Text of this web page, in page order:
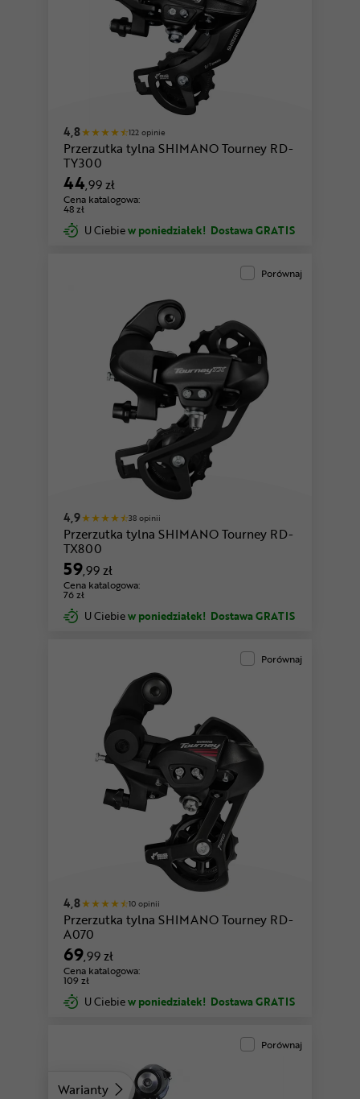
4,8 122 opinie
Przerzutka tylna SHIMANO Tourney RD-
TY300
44,99 zł
Cena katalogowa:
48 zł
U Ciebiew poniedziałek! Dostawa GRATIS
Porównaj
4,9 38 opinii
Przerzutka tylna SHIMANO Tourney RD-
TX800
59,99 zł
Cena katalogowa:
76 zł
U Ciebiew poniedziałek! Dostawa GRATIS
Porównaj
4,8 10 opinii
Przerzutka tylna SHIMANO Tourney RD-
A070
69,99 zł
Cena katalogowa:
109 zł
U Ciebiew poniedziałek! Dostawa GRATIS
Warianty
Porównaj